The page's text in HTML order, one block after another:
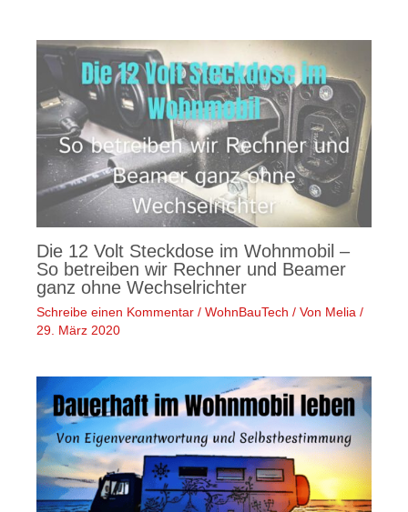
Die 12 Volt Steckdose im Wohnmobil –
So betreiben wir Rechner und Beamer
ganz ohne Wechselrichter
Schreibe einen Kommentar / WohnBauTech / Von Melia /
29. März 2020